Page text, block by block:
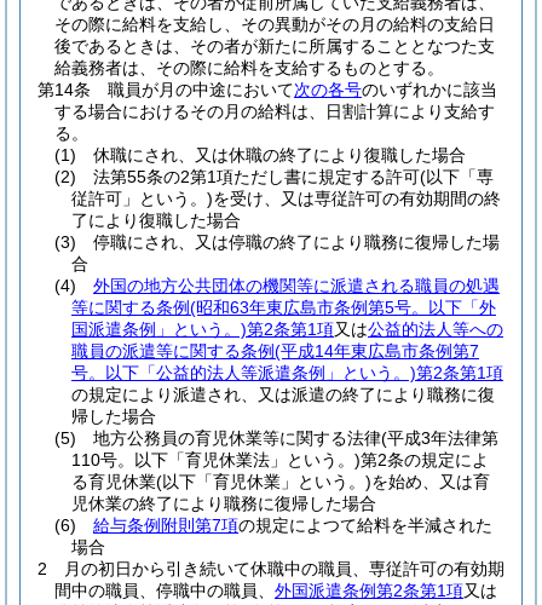
その際に給料を支給し、その異動がその月の給料の支給日
後であるときは、その者が新たに所属することとなつた支
給義務者は、その際に給料を支給するものとする。
第14条
職員が月の中途において次の各号のいずれかに該当
する場合におけるその月の給料は、日割計算により支給す
る。
(1)
休職にされ、又は休職の終了により復職した場合
(2)
法第55条の2第1項ただし書に規定する許可(以下「専
従許可」という。)を受け、又は専従許可の有効期間の終
了により復職した場合
(3)
停職にされ、又は停職の終了により職務に復帰した場
合
(4)
外国の地方公共団体の機関等に派遣される職員の処遇
等に関する条例(昭和63年東広島市条例第5号。以下「外
国派遣条例」という。)第2条第1項又は公益的法人等への
職員の派遣等に関する条例(平成14年東広島市条例第7
号。以下「公益的法人等派遣条例」という。)第2条第1項
の規定により派遣され、又は派遣の終了により職務に復
帰した場合
(5)
地方公務員の育児休業等に関する法律(平成3年法律第
110号。以下「育児休業法」という。)第2条の規定によ
る育児休業(以下「育児休業」という。)を始め、又は育
児休業の終了により職務に復帰した場合
(6)
給与条例附則第7項の規定によつて給料を半減された
場合
2
月の初日から引き続いて休職中の職員、専従許可の有効期
間中の職員、停職中の職員、 外国派遣条例第2条第1項又は